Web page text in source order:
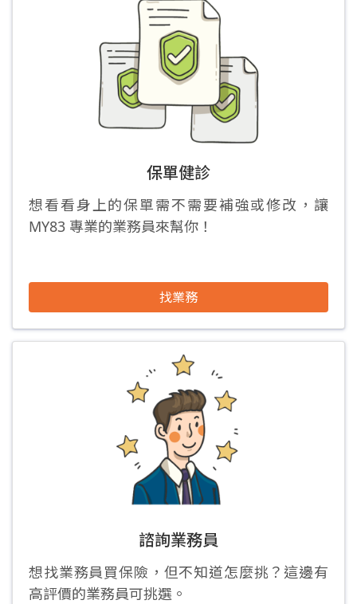
保單健診
想看看身上的保單需不需要補強或修改，讓
MY83 專業的業務員來幫你！
找業務
諮詢業務員
想找業務員買保險，但不知道怎麼挑？這邊有
高評價的業務員可挑選。